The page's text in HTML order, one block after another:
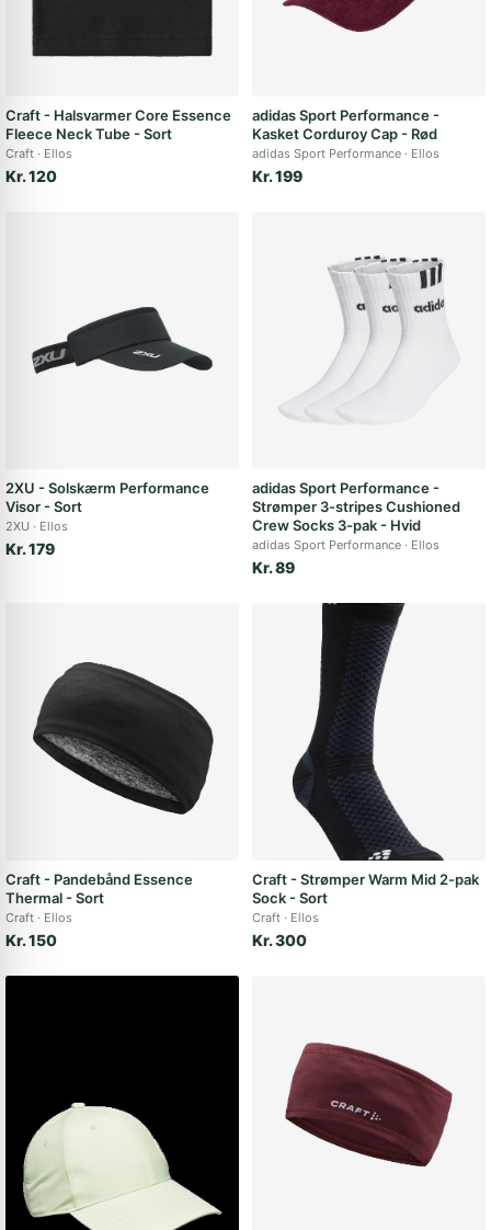
Craft - Halsvarmer Core Essence
Fleece Neck Tube - Sort
Craft Ellos
Kr. 120
adidas Sport Performance -
Kasket Corduroy Cap - Rød
adidas Sport Performance Ellos
Kr. 199
2XU - Solskærm Performance
Visor - Sort
2XU Ellos
Kr. 179
adidas Sport Performance -
Strømper 3-stripes Cushioned
Crew Socks 3-pak - Hvid
adidas Sport Performance Ellos
Kr. 89
Craft - Pandebånd Essence
Thermal - Sort
Craft Ellos
Kr. 150
Craft - Strømper Warm Mid 2-pak
Sock - Sort
Craft Ellos
Kr. 300